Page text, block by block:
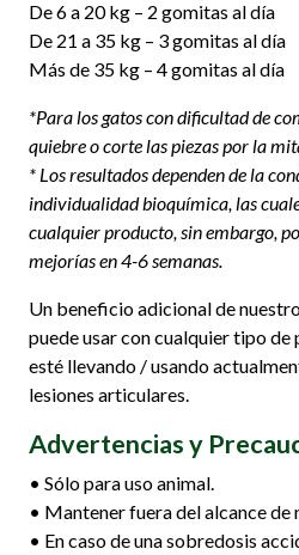
De 6 a 20 kg – 2 gomitas al día
De 21 a 35 kg – 3 gomitas al día
Más de 35 kg – 4 gomitas al día
*Para los gatos con dificultad de
quiebre o corte las piezas por la
* Los resultados dependen de la
individualidad bioquímica, las
cualquier producto, sin embargo, p
mejorías en 4-6 semanas.
Un beneficio adicional de
puede usar con cualquier tipo
esté llevando / usando
lesiones articulares.
Advertencias y
• Sólo para uso animal.
• Mantener fuera del alcance de
• En caso de una sobredosis